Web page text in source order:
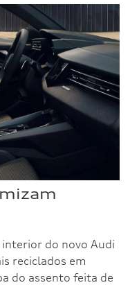
interior do novo Audi
reciclados em
do assento feita de